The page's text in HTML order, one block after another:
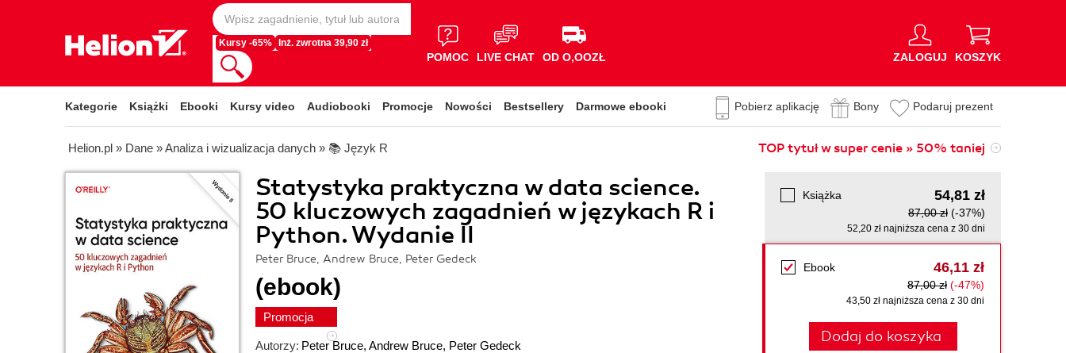
Kursy -65% Inż. zwrotna 39,90 zł
POMOC LIVE CHAT OD O,OOZŁ ZALOGUJ KOSZYK
Kategorie Książki Ebooki Kursy video Audiobooki Promocje Nowości Bestsellery Darmowe ebooki Pobierz aplikację Bony Podaruj prezent
Helion.pl » Dane »Analiza i wizualizacja danych » 📚 Język R TOP tytuł w super cenie » 50% taniej
Statystyka praktyczna w data science.
50 kluczowych zagadnień w językach R i
Python. Wydanie II
Peter Bruce, Andrew Bruce, Peter Gedeck
(ebook)
Promocja
Autorzy: Peter Bruce, Andrew Bruce, Peter Gedeck
Książka 54,81 zł
87,00 zł (-37%)
52,20 zł najniższa cena z 30 dni
Ebook 46,11 zł
87,00 zł (-47%)
43,50 zł najniższa cena z 30 dni
Dodaj do koszyka